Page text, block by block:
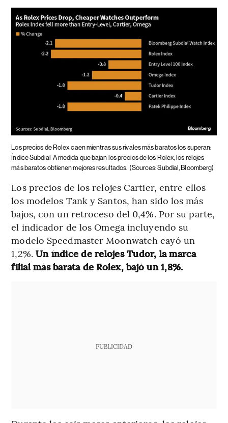
Los precios de Rolex caen mientras sus rivales más baratos los superan:
Índice Subdial A medida que bajan los precios de los Rolex, los relojes
más baratos obtienen mejores resultados. (Sources: Subdial, Bloomberg)
Los precios de los relojes Cartier, entre ellos
los modelos Tank y Santos, han sido los más
bajos, con un retroceso del 0,4%. Por su parte,
el indicador de los Omega incluyendo su
modelo Speedmaster Moonwatch cayó un
1,2%. Un índice de relojes Tudor, la marca
filial más barata de Rolex, bajó un 1,8%.
PUBLICIDAD